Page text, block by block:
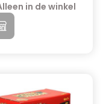
in de winkel